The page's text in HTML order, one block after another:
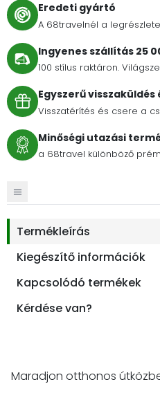
Eredeti gyártó
A 68travelnél a
Ingyenes szállítás 25
100 stílus raktáron.
Egyszerű visszaküldés
Visszatérítés és csere a
Minőségi utazási
a 68travel különböző
Termékleírás
Kiegészítő információk
Kapcsolódó termékek
Kérdése van?
Maradjon otthonos